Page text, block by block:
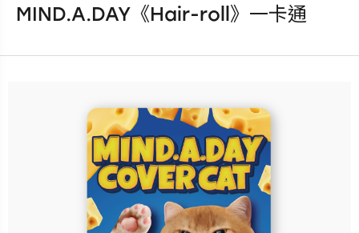
發行：2026-08-05
卡種：一卡通儲值卡-普通卡
說明：收錄於
「MIND.A.DAY《閃卡系列》盲
包一卡通」全系列共8款隨機獲
得，每包可獲得隨機1款！
MIND.A.DAY《Hair-roll》一卡通